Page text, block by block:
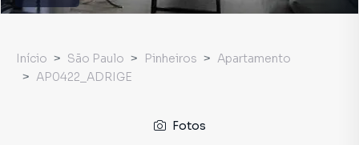
Início São Paulo Pinheiros
Apartamento
AP0422_ADRIGE
Fotos